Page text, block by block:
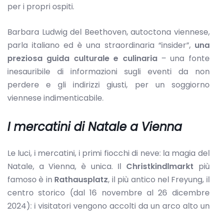
per i propri ospiti.
Barbara Ludwig del Beethoven, autoctona viennese,
parla italiano ed è una straordinaria “insider”, una
preziosa guida culturale e culinaria– una fonte
inesauribile di informazioni sugli eventi da non
perdere e gli indirizzi giusti, per un soggiorno
viennese indimenticabile.
I mercatini di Natale a Vienna
Le luci, i mercatini, i primi fiocchi di neve: la magia del
Natale, a Vienna, è unica. Il Christkindlmarkt più
famoso è in Rathausplatz, il più antico nel Freyung, il
centro storico (dal 16 novembre al 26 dicembre
2024): i visitatori vengono accolti da un arco alto un